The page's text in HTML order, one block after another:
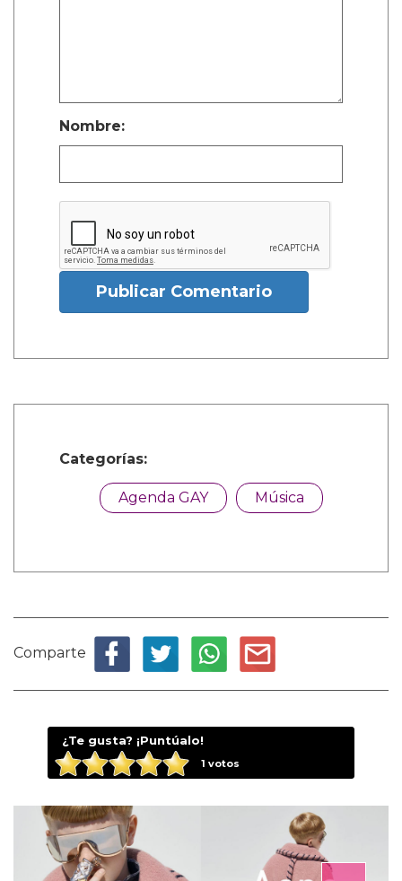
Nombre:
Publicar Comentario
Categorías:
Agenda GAY Música
Comparte
¿Te gusta? ¡Puntúalo!
1 votos